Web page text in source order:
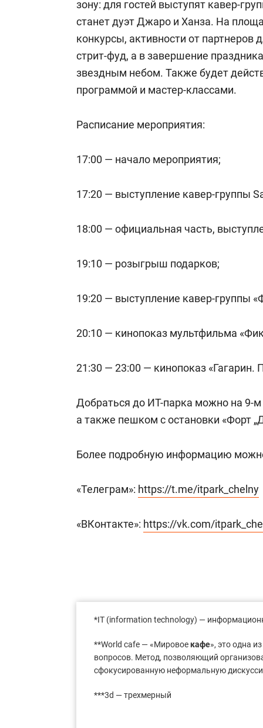
зону: для гостей выступят кавер-
станет дуэт Джаро и Ханза. На
конкурсы, активности от партнеров
стрит-фуд, а в завершение
звездным небом. Также будет
программой и мастер-классами.
Расписание мероприятия:
17:00 — начало мероприятия;
17:20 — выступление кавер-группы
18:00 — официальная часть,
19:10 — розыгрыш подарков;
19:20 — выступление кавер-группы
20:10 — кинопоказ мультфильма
21:30 — 23:00 — кинопоказ «Гагарин.
Добраться до ИТ-парка можно на 9-м
а также пешком с остановки «Форт
Более подробную информацию
«Телеграм»: https://t.me/itpark_chelny
«ВКонтакте»: https://vk.com/
*IT (information technology) —
**World cafe — «Мировое кафе», это одна
вопросов. Метод, позволяющий
сфокусированную неформальную
***3d — трехмерный